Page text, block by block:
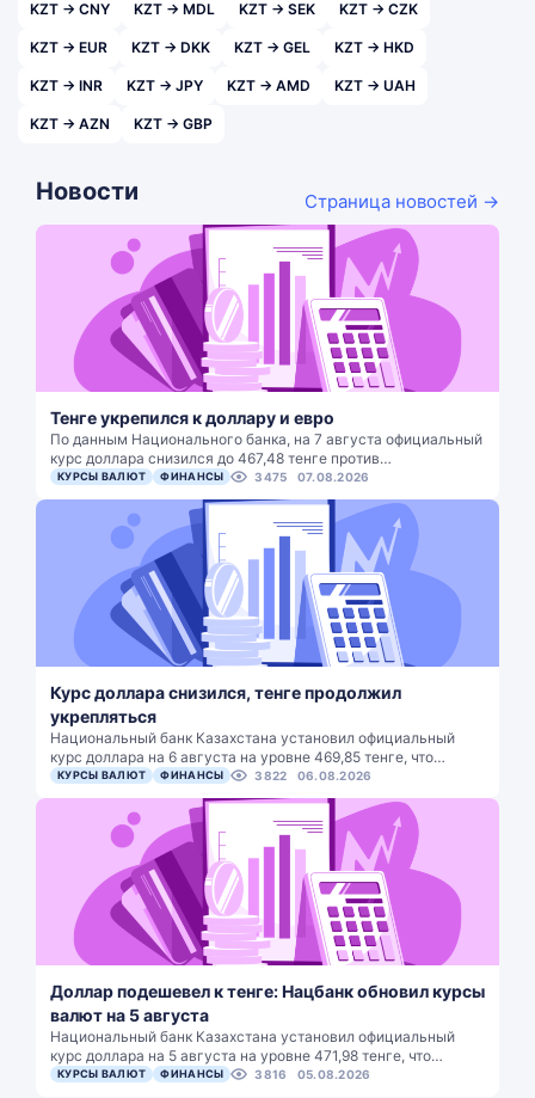
KZT → CNY KZT → MDL KZT → SEK KZT → CZK
KZT → EUR KZT → DKK KZT → GEL KZT → HKD
KZT → INR KZT → JPY KZT → AMD KZT → UAH
KZT → AZN KZT → GBP
Новости Страница новостей →
Тенге укрепился к доллару и евро
По данным Национального банка, на 7 августа официальный
курс доллара снизился до 467,48 тенге против…
КУРСЫ ВАЛЮТ ФИНАНСЫ 3475 07.08.2026
Курс доллара снизился, тенге продолжил
укрепляться
Национальный банк Казахстана установил официальный
курс доллара на 6 августа на уровне 469,85 тенге, что…
КУРСЫ ВАЛЮТ ФИНАНСЫ 3822 06.08.2026
Доллар подешевел к тенге: Нацбанк обновил курсы
валют на 5 августа
Национальный банк Казахстана установил официальный
курс доллара на 5 августа на уровне 471,98 тенге, что…
КУРСЫ ВАЛЮТ ФИНАНСЫ 3816 05.08.2026